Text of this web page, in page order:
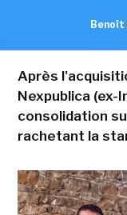
Benoît
Après
Nexpublica
consolidation
rachetant la